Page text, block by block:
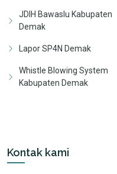
JDIH Bawaslu Kabupaten
Demak
Lapor SP4N Demak
Whistle Blowing System
Kabupaten Demak
Kontak kami